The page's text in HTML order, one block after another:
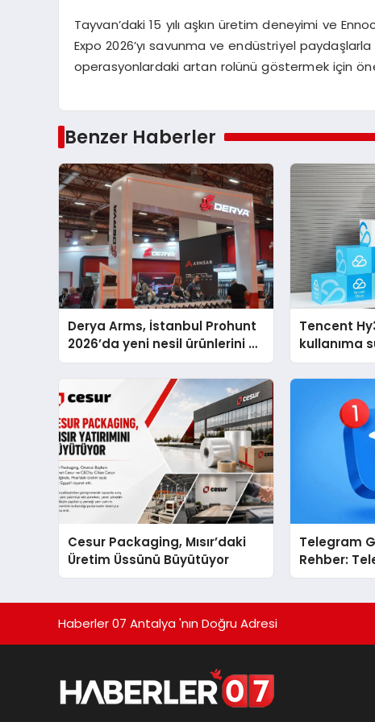
Tayvan’daki 15 yılı aşkın üretim deneyimi ve
Expo 2026’yı savunma ve endüstriyel
operasyonlardaki artan rolünü göstermek için
Benzer Haberler
Derya Arms, İstanbul Prohunt
2026’da yeni nesil ürünlerini ve
global marka vizyonunu
Tencent
kullanıma
Cesur Packaging, Mısır’daki
Üretim Üssünü Büyütüyor
Telegram
Rehber:
Haberler 07 Antalya 'nın Doğru Adresi